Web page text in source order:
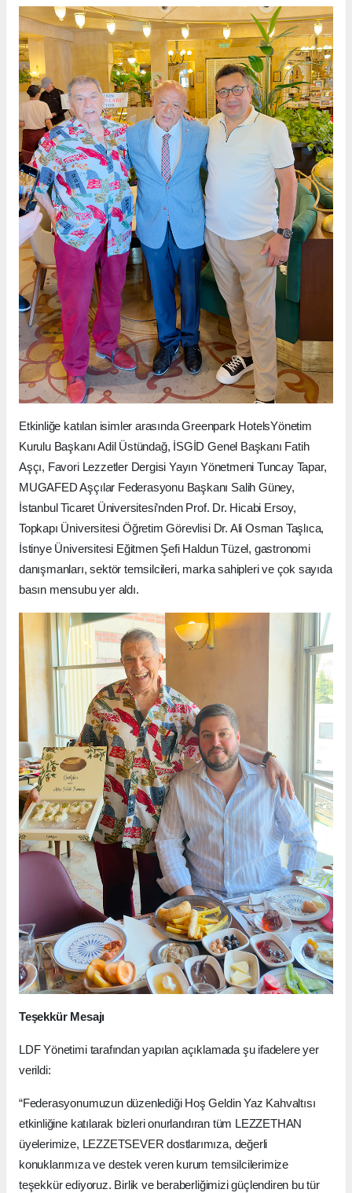
Etkinliğe katılan isimler arasında Greenpark HotelsYönetim
Kurulu Başkanı Adil Üstündağ, İSGİD Genel Başkanı Fatih
Aşçı, Favori Lezzetler Dergisi Yayın Yönetmeni Tuncay Tapar,
MUGAFED Aşçılar Federasyonu Başkanı Salih Güney,
İstanbul Ticaret Üniversitesi’nden Prof. Dr. Hicabi Ersoy,
Topkapı Üniversitesi Öğretim Görevlisi Dr. Ali Osman Taşlıca,
İstinye Üniversitesi Eğitmen Şefi Haldun Tüzel, gastronomi
danışmanları, sektör temsilcileri, marka sahipleri ve çok sayıda
basın mensubu yer aldı.
Teşekkür Mesajı
LDF Yönetimi tarafından yapılan açıklamada şu ifadelere yer
verildi:
“Federasyonumuzun düzenlediği Hoş Geldin Yaz Kahvaltısı
etkinliğine katılarak bizleri onurlandıran tüm LEZZETHAN
üyelerimize, LEZZETSEVER dostlarımıza, değerli
konuklarımıza ve destek veren kurum temsilcilerimize
teşekkür ediyoruz. Birlik ve beraberliğimizi güçlendiren bu tür